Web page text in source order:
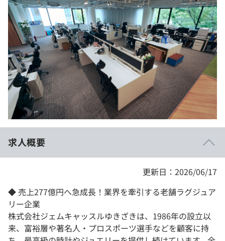
インタビュー
就活成功ガイド
リファレンス
プラン
個人向けプラン
法人向けプラン
学校向けプラン
契約内容・クーポン
再チャレンジ結果一覧
paiza times
note
求人概要
更新日：2026/06/17
◆ 売上277億円へ急成長！業界を牽引する老舗ラグジュア
リー企業
株式会社ジェムキャッスルゆきざきは、1986年の設立以
来、富裕層や著名人・プロスポーツ選手などを顧客に持